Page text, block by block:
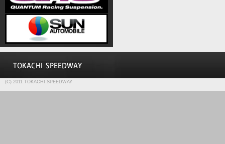
(C) 2011 TOKACHI SPEEDWAY